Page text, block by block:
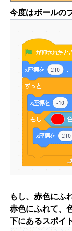
今度はボールの
もし、赤色にふ
赤色にふれて、
下にあるスポイ